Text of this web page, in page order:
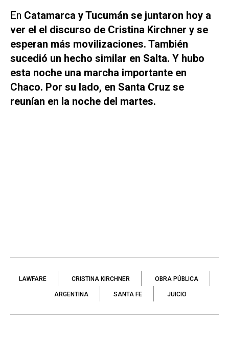
En Catamarca y Tucumán se juntaron hoy a
ver el el discurso de Cristina Kirchner y se
esperan más movilizaciones. También
sucedió un hecho similar en Salta. Y hubo
esta noche una marcha importante en
Chaco. Por su lado, en Santa Cruz se
reunían en la noche del martes.
LAWFARE CRISTINA KIRCHNER OBRA PÚBLICA
ARGENTINA SANTA FE JUICIO